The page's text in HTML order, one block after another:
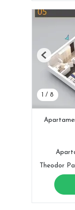
1 / 8
Previous
Theodor